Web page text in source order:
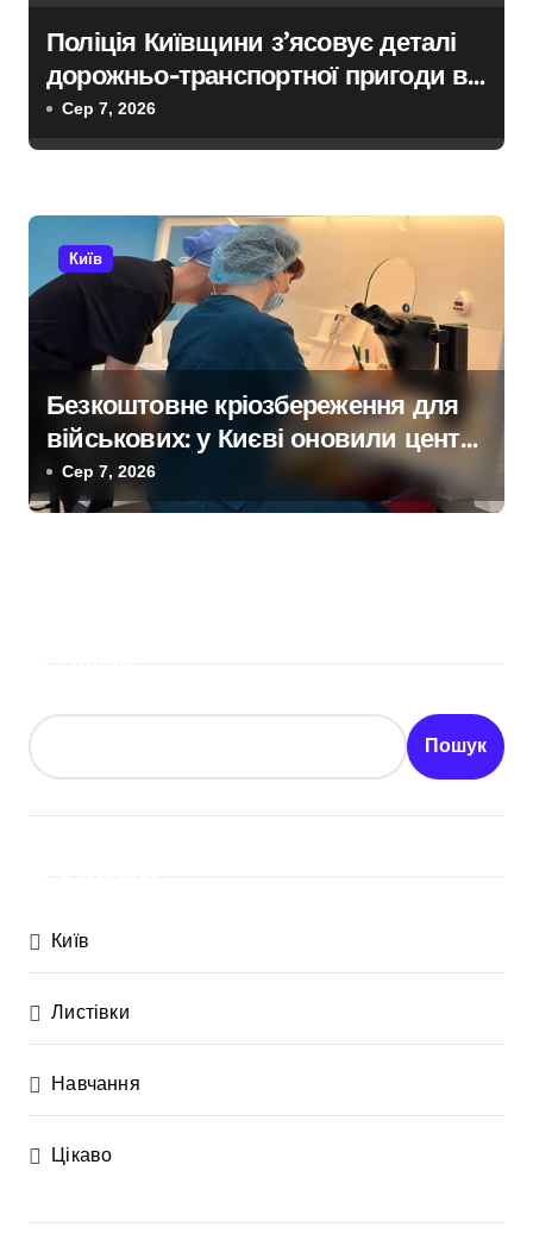
Поліція Київщини з’ясовує деталі
дорожньо-транспортної пригоди в
селі Щербаки за участю двох
неповнолітніх постраждалих
Сер 7, 2026
Київ
Безкоштовне кріозбереження для
військових: у Києві оновили центр
репродуктивної медицини
Сер 7, 2026
Пошук
Київ
Листівки
Навчання
Цікаво